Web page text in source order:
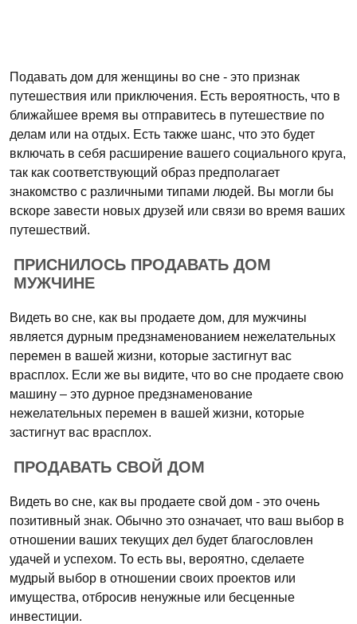
Подавать дом для женщины во сне - это признак
путешествия или приключения. Есть вероятность, что в
ближайшее время вы отправитесь в путешествие по
делам или на отдых. Есть также шанс, что это будет
включать в себя расширение вашего социального круга,
так как соответствующий образ предполагает
знакомство с различными типами людей. Вы могли бы
вскоре завести новых друзей или связи во время ваших
путешествий.
ПРИСНИЛОСЬ ПРОДАВАТЬ ДОМ
МУЖЧИНЕ
Видеть во сне, как вы продаете дом, для мужчины
является дурным предзнаменованием нежелательных
перемен в вашей жизни, которые застигнут вас
врасплох. Если же вы видите, что во сне продаете свою
машину – это дурное предзнаменование
нежелательных перемен в вашей жизни, которые
застигнут вас врасплох.
ПРОДАВАТЬ СВОЙ ДОМ
Видеть во сне, как вы продаете свой дом - это очень
позитивный знак. Обычно это означает, что ваш выбор в
отношении ваших текущих дел будет благословлен
удачей и успехом. То есть вы, вероятно, сделаете
мудрый выбор в отношении своих проектов или
имущества, отбросив ненужные или бесценные
инвестиции.